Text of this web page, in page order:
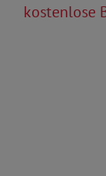
kostenlose